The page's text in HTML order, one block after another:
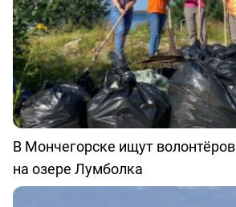
В Мончегорске ищут
на озере Лумболка